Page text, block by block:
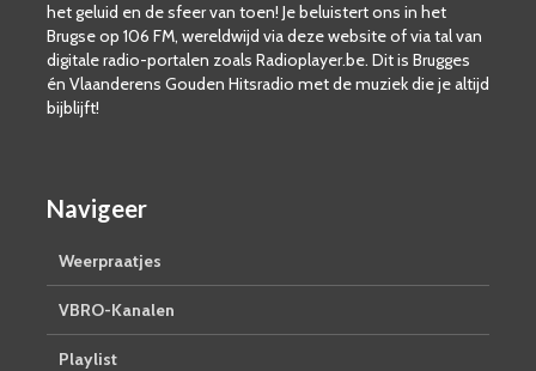
het geluid en de sfeer van toen! Je beluistert ons in het
Brugse op 106 FM, wereldwijd via deze website of via tal van
digitale radio-portalen zoals Radioplayer.be. Dit is Brugges
én Vlaanderens Gouden Hitsradio met de muziek die je altijd
bijblijft!
Navigeer
Weerpraatjes
VBRO-Kanalen
Playlist